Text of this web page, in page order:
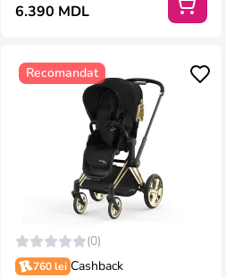
6.390 MDL
Recomandat
(0)
760 lei Cashback